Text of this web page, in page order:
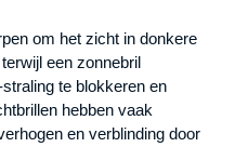
om het zicht in donkere
een zonnebril
te blokkeren en
hebben vaak
en verblinding door